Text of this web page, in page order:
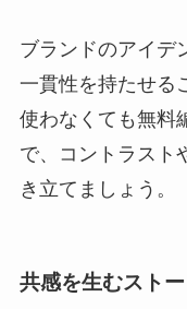
ブランドのアイデ
一貫性を持たせる
使わなくても無料
で、コントラスト
き立てましょう。
共感を生むスト